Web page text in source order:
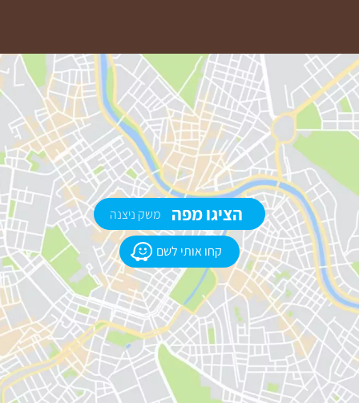
קחו אותי לשם
הציגו מפה משק ניצנה